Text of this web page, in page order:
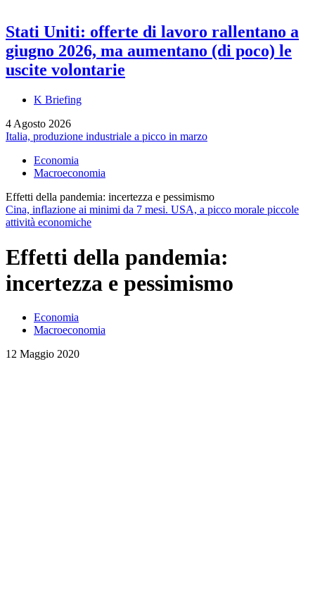
Stati Uniti: offerte di lavoro rallentano a
giugno 2026, ma aumentano (di poco) le
uscite volontarie
K Briefing
4 Agosto 2026
Italia, produzione industriale a picco in marzo
Economia
Macroeconomia
Effetti della pandemia: incertezza e pessimismo
Cina, inflazione ai minimi da 7 mesi. USA, a picco morale piccole
attività economiche
Effetti della pandemia:
incertezza e pessimismo
Economia
Macroeconomia
12 Maggio 2020